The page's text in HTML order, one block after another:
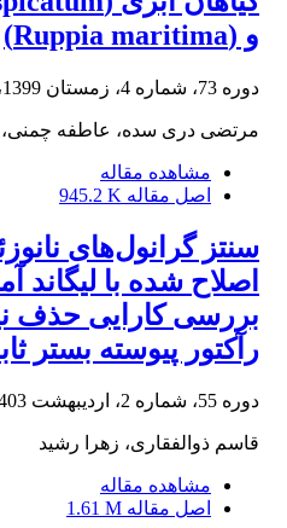
و (Ruppia maritima)
دوره 73، شماره 4، زمستان 1399، صفحه
مرتضی دری سده، عاطفه
مشاهده مقاله
اصل مقاله 945.2 K
سنتز گرانول‌های
اصلاح شده با لیگاند
بررسی کارایی حذف
رآکتور پیوسته بستر
دوره 55، شماره 2، اردیبهشت 1403، صفحه
قاسم ذوالفقاری، زهرا رشید
مشاهده مقاله
اصل مقاله 1.61 M